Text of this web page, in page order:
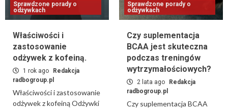
Sprawdzone porady o
odżywkach
Właściwości i
zastosowanie
odżywek z kofeiną.
1 rok ago
Redakcja
radbogroup.pl
Właściwości i zastosowanie
odżywek z kofeiną Odżywki
Sprawdzone porady o
odżywkach
Czy suplementacja
BCAA jest skuteczna
podczas treningów
wytrzymałościowych?
2 lata ago
Redakcja
radbogroup.pl
Czy suplementacja BCAA